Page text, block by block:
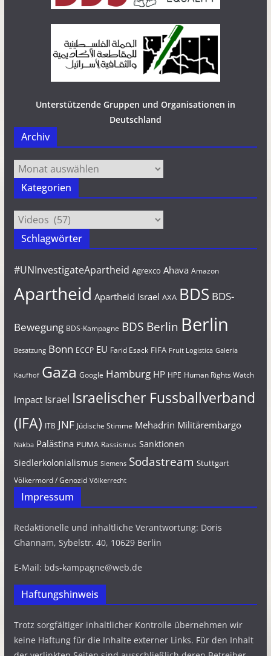
Unterstützende Gruppen und Organisationen in
Deutschland
Archiv
Archiv
Kategorien
Kategorien
Schlagwörter
#UNInvestigateApartheid Agrexco Ahava Amazon
Apartheid Apartheid Israel AXA BDS BDS-
Bewegung BDS-Kampagne BDS Berlin Berlin
Besatzung Bonn ECCP EU Farid Esack FIFA Fruit Logistica Galeria
Kaufhof Gaza Google Hamburg HP HPE Human Rights Watch
Impact Israel Israelischer Fussballverband
(IFA) ITB JNF Jüdische Stimme Mehadrin Militärembargo
Nakba Palästina PUMA Rassismus Sanktionen
Siedlerkolonialismus Siemens Sodastream Stuttgart
Völkermord / Genozid Völkerrecht
Impressum
Redaktionelle und inhaltliche Verantwortung: Doris
Ghannam, Sybelstr. 40, 10629 Berlin
E-Mail: bds-kampagne@web.de
Haftungshinweis
Trotz sorgfältiger inhaltlicher Kontrolle übernehmen wir
keine Haftung für die Inhalte externer Links. Für den Inhalt